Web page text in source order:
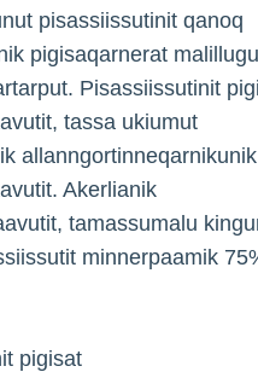
pisassiissutinit qanoq
pigisaqarnerat malillugu
Pisassiissutinit
tassa ukiumut
allanngortinneqarnikunik
Akerlianik
tamassumalu
minnerpaamik
pigisat